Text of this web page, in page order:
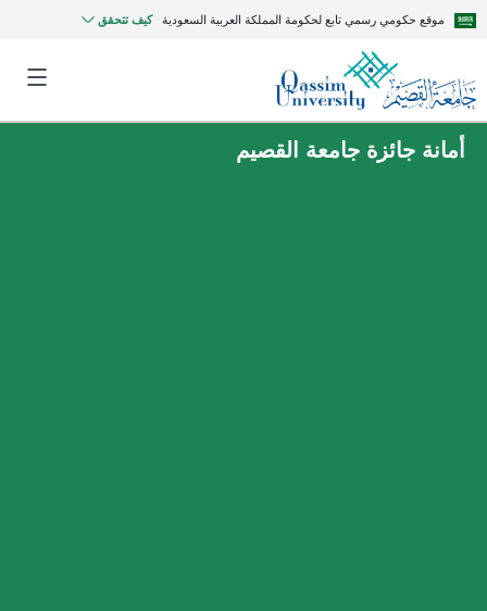
موقع حكومي رسمي تابع لحكومة المملكة العربية السعودية كيف تتحقق
أمانة جائزة جامعة القصيم